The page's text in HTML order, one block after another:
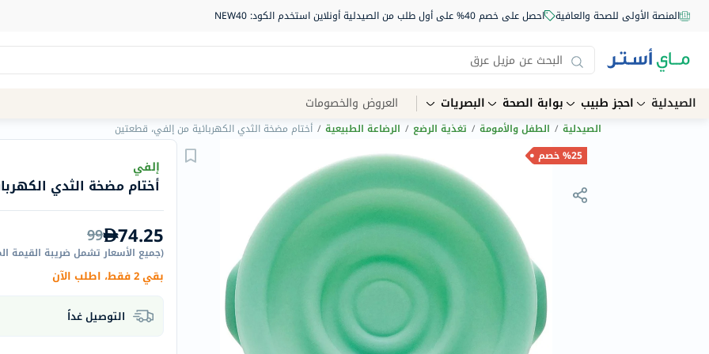
المنصة الأولى للصحة والعافية احصل على خصم 40% على أول طلب من الصيدلية أونلاين استخدم الكود: NEW40
Navigation
الصيدلية
Humantara
carroten
betadine
Roche
الصيدلية احجز طبيب بوابة الصحة البصريات العروض والخصومات
الصيدلية / الطفل والأمومة / تغذية الرضع / الرضاعة الطبيعية / أختام مضخة الثدي الكهربائية من إلفي، قطعتين
%25 خصم
إلفي
أختام مضخة الثدي
74.25
99
(جميع الأسعار تشمل ضريبة القيمة
بقي 2 فقط، اطلب الآن
التوصيل غداً